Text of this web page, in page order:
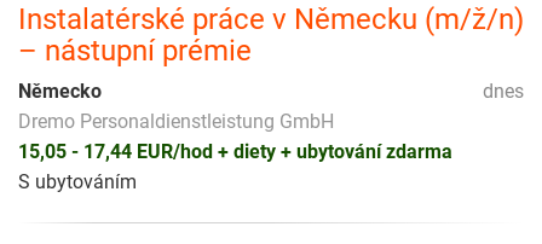
Instalatérské práce v Německu (m/ž/n)
– nástupní prémie
dnes
Německo
Dremo Personaldienstleistung GmbH
15,05 - 17,44 EUR/hod + diety + ubytování zdarma
S ubytováním